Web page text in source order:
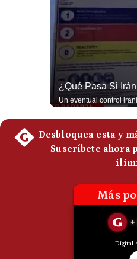
Condiciones
Cookies
Preguntas
Frecuentes